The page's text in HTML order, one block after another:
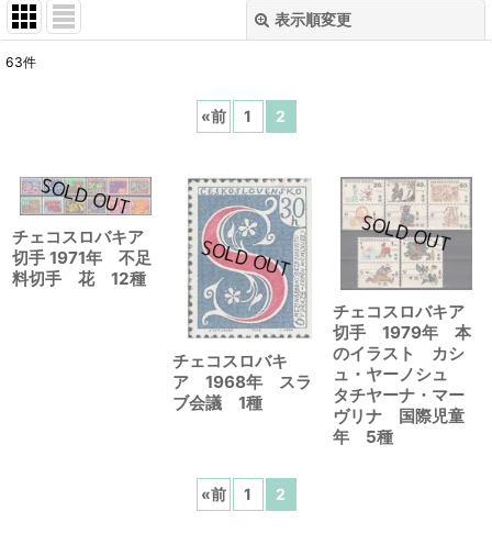
表示順変更
並び順:
絞り込む
63件
«前 1 2
チェコスロバキア
切手 1971年 不足
料切手 花 12種
チェコスロバキ
ア 1968年 スラ
ブ会議 1種
チェコスロバキア
切手 1979年 本
のイラスト カシ
ュ・ヤーノシュ
タチヤーナ・マー
ヴリナ 国際児童
年 5種
«前 1 2